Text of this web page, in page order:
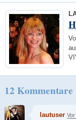
12 Kommentare
lautuser